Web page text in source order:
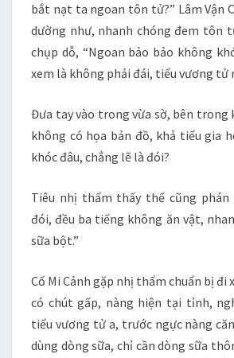
bắt nạt ta ngoan tôn tử?” Lâm Vận
dường như, nhanh chóng đem tôn
chụp dỗ, “Ngoan bảo bảo không
xem là không phải đái, tiểu vương tử
Đưa tay vào trong vừa sờ, bên trong
không có họa bản đồ, khả tiểu gia
khóc đâu, chẳng lẽ là đói?
Tiêu nhị thẩm thấy thế cũng phán
đói, đều ba tiếng không ăn vật,
sữa bột.”
Cố Mi Cảnh gặp nhị thẩm chuẩn bị đi
có chút gấp, nàng hiện tại tỉnh,
tiểu vương tử a, trước ngực nàng
dùng dòng sữa, chỉ cần dòng sữa